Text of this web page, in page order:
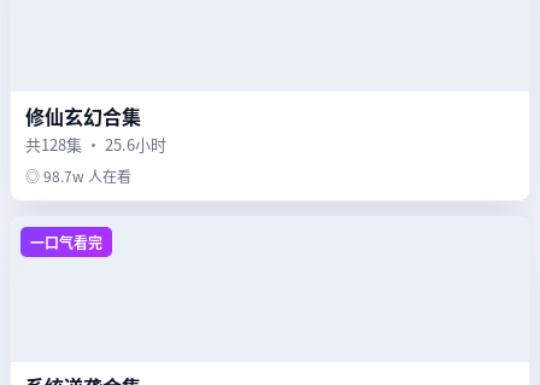
修仙玄幻合集
共128集 · 25.6小时
◎ 98.7w 人在看
一口气看完